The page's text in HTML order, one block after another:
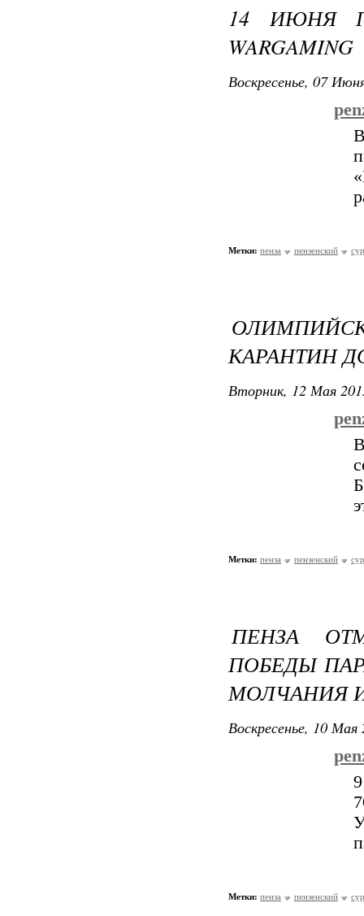
14 ИЮНЯ
WARGAMING
Воскресенье, 07
Метки: пенза пензенский
КАРАНТИН
Вторник, 12 Мая
Метки: пенза пензенский
ПЕНЗА
ПОБЕДЫ
МОЛЧАНИЯ
Воскресенье, 10
Метки: пенза пензенский